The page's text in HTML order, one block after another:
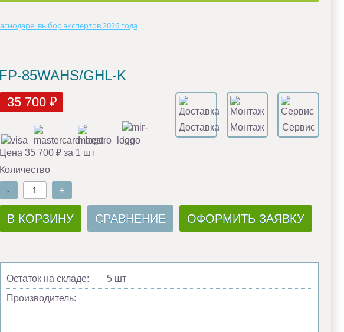
выбор экспертов 2026 года
85WAHS/GHL-K
35 700 ₽
Доставка Монтаж Сервис
Цена 35 700 ₽ за 1 шт
Количество
- +
В КОРЗИНУ СРАВНЕНИЕ ОФОРМИТЬ ЗАЯВКУ
Остаток на складе:
5 шт
Производитель: